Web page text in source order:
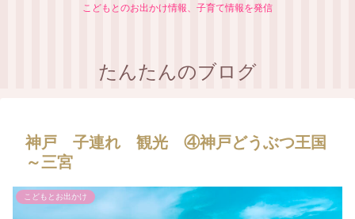
こどもとのお出かけ情報、子育て情報を発信
たんたんのブログ
神戸 子連れ 観光 ④神戸どうぶつ王国
～三宮
こどもとお出かけ